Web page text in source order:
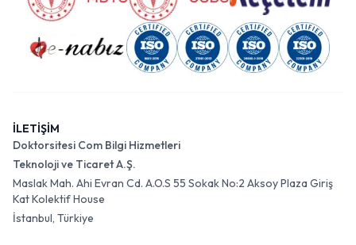
İLETİŞİM
Doktorsitesi Com Bilgi Hizmetleri
Teknoloji ve Ticaret A.Ş.
Maslak Mah. Ahi Evran Cd. A.O.S 55 Sokak No:2 Aksoy Plaza Giriş
Kat Kolektif House
İstanbul, Türkiye